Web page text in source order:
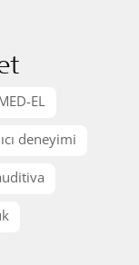
EL
deneyimi